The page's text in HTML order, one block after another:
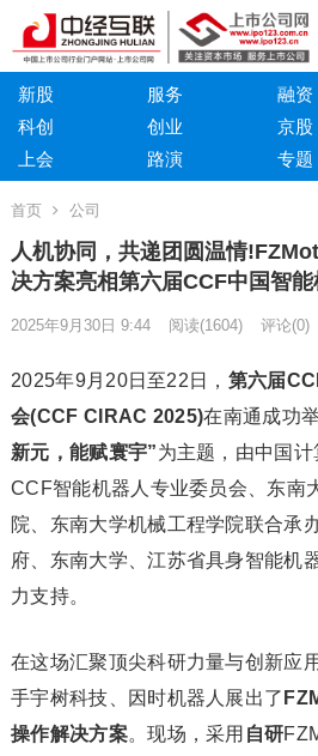
新股 服务 融资
科创
创业 京股
上会
路演 专题
首页 公司
人机协同，共递团圆温情
决方案亮相第六届CCF中国智
2025年9月30日 9:44 阅读(1604) 评论(0)
2025年9月20日至22日， 第六届
会(CCF CIRAC 2025)在南通成功
新元，能赋寰宇”为主题，由中国计
CCF智能机器人专业委员会、东南
院、东南大学机械工程学院联合承
府、东南大学、江苏省具身智能机
力支持。
在这场汇聚顶尖科研力量与创新应
手宇树科技、因时机器人展出了
操作解决方案。现场，采用 自研